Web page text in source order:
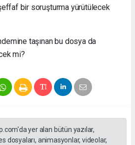
bir soruşturma yürütülecek
taşınan bu dosya da
mi?
yer alan bütün yazılar,
dosyaları, animasyonlar, videolar,